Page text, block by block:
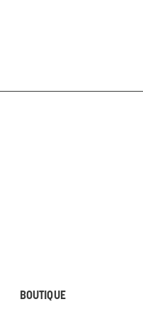
BOUTIQUE